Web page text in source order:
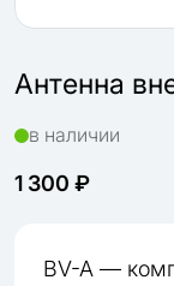
Антенна
в наличии
1 300 ₽
BV-A —